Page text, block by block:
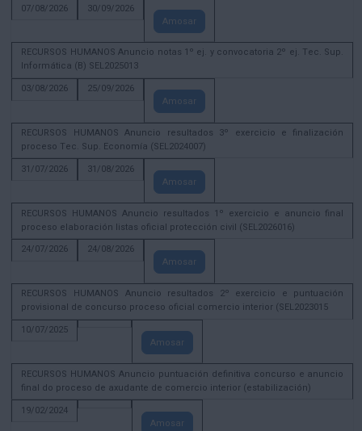
07/08/2026
30/09/2026
Amosar
RECURSOS HUMANOS Anuncio notas 1º ej. y convocatoria 2º ej. Tec. Sup.
Informática (B) SEL2025013
03/08/2026
25/09/2026
Amosar
RECURSOS HUMANOS Anuncio resultados 3º exercicio e finalización
proceso Tec. Sup. Economía (SEL2024007)
31/07/2026
31/08/2026
Amosar
RECURSOS HUMANOS Anuncio resultados 1º exercicio e anuncio final
proceso elaboración listas oficial protección civil (SEL2026016)
24/07/2026
24/08/2026
Amosar
RECURSOS HUMANOS Anuncio resultados 2º exercicio e puntuación
provisional de concurso proceso oficial comercio interior (SEL2023015
10/07/2025
Amosar
RECURSOS HUMANOS Anuncio puntuación definitiva concurso e anuncio
final do proceso de axudante de comercio interior (estabilización)
19/02/2024
Amosar